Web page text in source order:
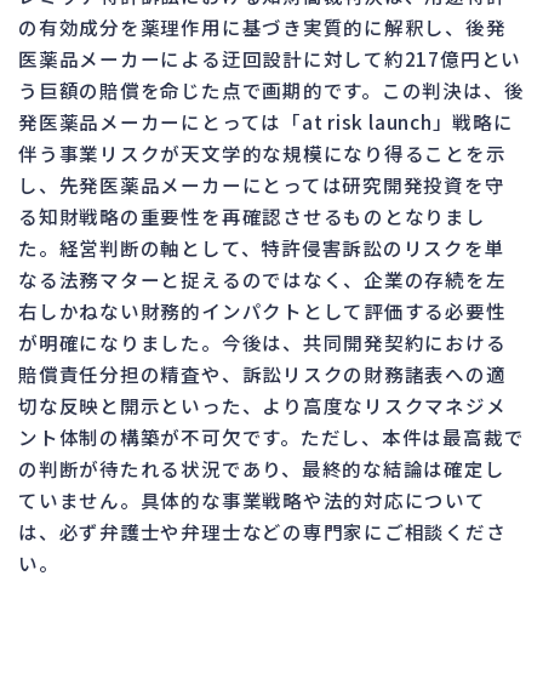
の有効成分を薬理作用に基づき実質的に解釈し、後発
医薬品メーカーによる迂回設計に対して約217億円とい
う巨額の賠償を命じた点で画期的です。この判決は、後
発医薬品メーカーにとっては「at risk launch」戦略に
伴う事業リスクが天文学的な規模になり得ることを示
し、先発医薬品メーカーにとっては研究開発投資を守
る知財戦略の重要性を再確認させるものとなりまし
た。経営判断の軸として、特許侵害訴訟のリスクを単
なる法務マターと捉えるのではなく、企業の存続を左
右しかねない財務的インパクトとして評価する必要性
が明確になりました。今後は、共同開発契約における
賠償責任分担の精査や、訴訟リスクの財務諸表への適
切な反映と開示といった、より高度なリスクマネジメ
ント体制の構築が不可欠です。ただし、本件は最高裁で
の判断が待たれる状況であり、最終的な結論は確定し
ていません。具体的な事業戦略や法的対応について
は、必ず弁護士や弁理士などの専門家にご相談くださ
い。